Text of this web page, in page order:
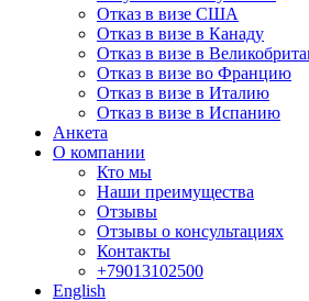
Отказ в визе США
Отказ в визе в Канаду
Отказ в визе в
Отказ в визе во Францию
Отказ в визе в Италию
Отказ в визе в Испанию
Анкета
О компании
Кто мы
Наши преимущества
Отзывы
Отзывы о консультациях
Контакты
+79013102500
English